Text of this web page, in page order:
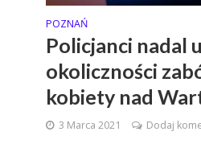
POZNAŃ
Policjanci nadal
okoliczności
kobiety nad
3 Marca 2021 Dodaj